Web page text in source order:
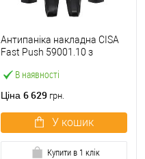
В наявності
Антипаніка накладна CISA
Fast Push 59001.10 з
Ціна 6 629 грн.
У кошик
Купити в 1 клік